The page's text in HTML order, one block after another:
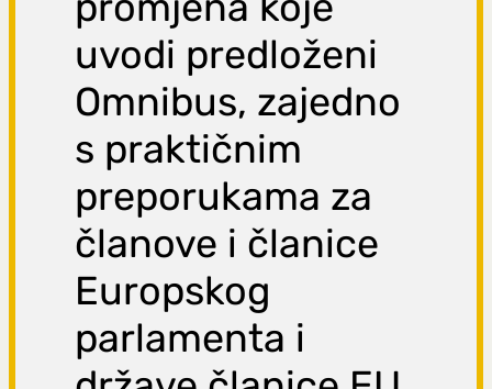
uvodi predloženi
Omnibus, zajedno
s praktičnim
preporukama za
članove i članice
Europskog
parlamenta i